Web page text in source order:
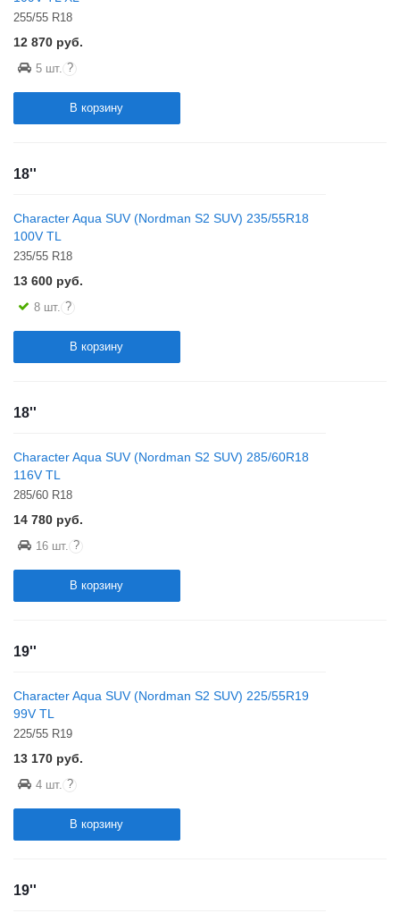
255/55 R18
12 870 руб.
5 шт. ?
В корзину
18''
Character Aqua SUV (Nordman S2 SUV) 235/55R18
100V TL
235/55 R18
13 600 руб.
8 шт. ?
В корзину
18''
Character Aqua SUV (Nordman S2 SUV) 285/60R18
116V TL
285/60 R18
14 780 руб.
16 шт. ?
В корзину
19''
Character Aqua SUV (Nordman S2 SUV) 225/55R19
99V TL
225/55 R19
13 170 руб.
4 шт. ?
В корзину
19''